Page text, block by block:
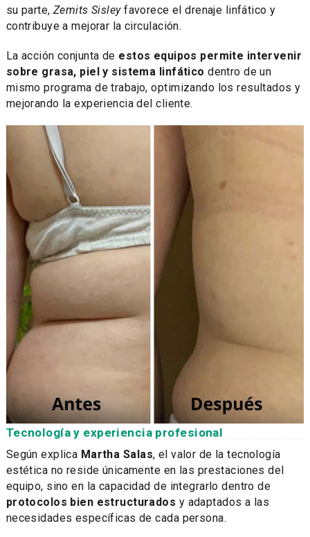
su parte, Zemits Sisleyfavorece el drenaje linfático y
contribuye a mejorar la circulación.
La acción conjunta de estos equipos permite intervenir
sobre grasa, piel y sistema linfático dentro de un
mismo programa de trabajo, optimizando los resultados y
mejorando la experiencia del cliente.
Tecnología y experiencia profesional
Según explica Martha Salas, el valor de la tecnología
estética no reside únicamente en las prestaciones del
equipo, sino en la capacidad de integrarlo dentro de
protocolos bien estructurados y adaptados a las
necesidades específicas de cada persona.